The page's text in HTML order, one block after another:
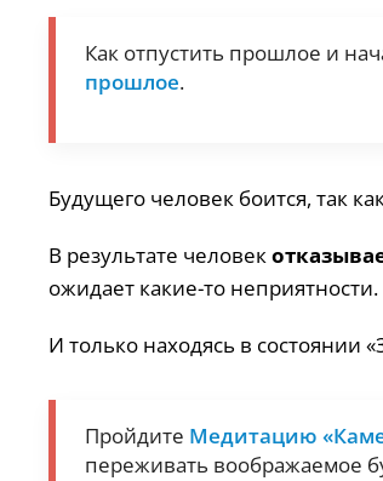
Как отпустить прошлое и
прошлое.
Будущего человек боится, так
В результате человек
ожидает какие-то неприятности.
И только находясь в состоянии
Пройдите Медитацию
переживать воображаемое